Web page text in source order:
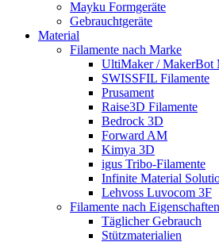
Mayku Formgeräte
Gebrauchtgeräte
Material
Filamente nach Marke
UltiMaker / MakerBot
SWISSFIL Filamente
Prusament
Raise3D Filamente
Bedrock 3D
Forward AM
Kimya 3D
igus Tribo-Filamente
Infinite Material
Lehvoss Luvocom 3F
Filamente nach
Täglicher Gebrauch
Stützmaterialien